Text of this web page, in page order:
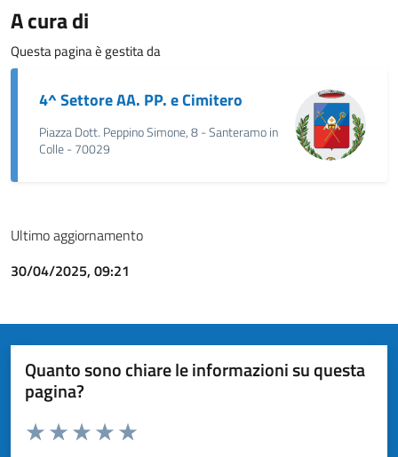
A cura di
Questa pagina è gestita da
4^ Settore AA. PP. e Cimitero
Piazza Dott. Peppino Simone, 8 - Santeramo in
Colle - 70029
Ultimo aggiornamento
30/04/2025, 09:21
Quanto sono chiare le informazioni su questa
pagina?
Valuta da 1 a 5 stelle la pagina